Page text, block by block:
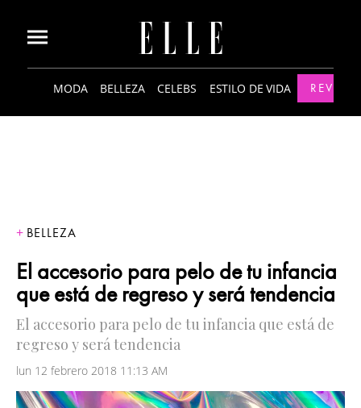
MODA BELLEZA CELEBS ESTILO DE VIDA
BELLEZA
El accesorio para pelo de tu infancia
que está de regreso y será tendencia
El accesorio para pelo de tu infancia que está de
regreso y será tendencia
lun 12 febrero 2018 11:13 AM